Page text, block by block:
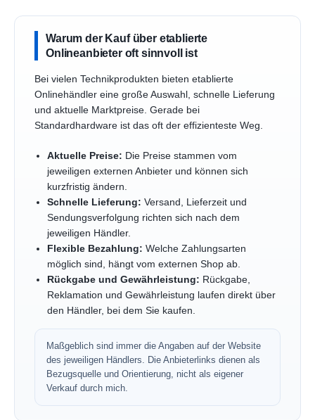
Warum der Kauf über etablierte
Onlineanbieter oft sinnvoll ist
Bei vielen Technikprodukten bieten etablierte
Onlinehändler eine große Auswahl, schnelle Lieferung
und aktuelle Marktpreise. Gerade bei
Standardhardware ist das oft der effizienteste Weg.
Aktuelle Preise: Die Preise stammen vom
jeweiligen externen Anbieter und können sich
kurzfristig ändern.
Schnelle Lieferung: Versand, Lieferzeit und
Sendungsverfolgung richten sich nach dem
jeweiligen Händler.
Flexible Bezahlung: Welche Zahlungsarten
möglich sind, hängt vom externen Shop ab.
Rückgabe und Gewährleistung: Rückgabe,
Reklamation und Gewährleistung laufen direkt über
den Händler, bei dem Sie kaufen.
Maßgeblich sind immer die Angaben auf der Website
des jeweiligen Händlers. Die Anbieterlinks dienen als
Bezugsquelle und Orientierung, nicht als eigener
Verkauf durch mich.